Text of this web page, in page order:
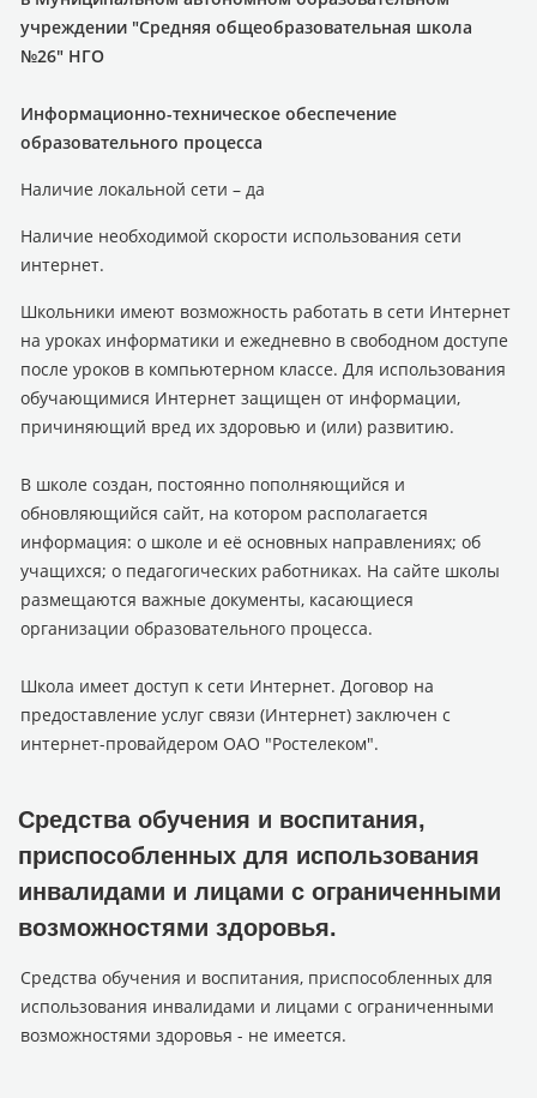
учреждении "Средняя общеобразовательная школа
№26" НГО
Информационно-техническое обеспечение
образовательного процесса
​Наличие локальной сети – да
Наличие необходимой скорости использования сети
интернет.
Школьники имеют возможность работать в сети Интернет
на уроках информатики и ежедневно в свободном доступе
после уроков в компьютерном классе. Для использования
обучающимися Интернет защищен от информации,
причиняющий вред их здоровью и (или) развитию.
В школе создан, постоянно пополняющийся и
обновляющийся сайт, на котором располагается
информация: о школе и её основных направлениях; об
учащихся; о педагогических работниках. На сайте школы
размещаются важные документы, касающиеся
организации образовательного процесса.
Школа имеет доступ к сети Интернет. Договор на
предоставление услуг связи (Интернет) заключен с
интернет-провайдером ОАО "Ростелеком".
Средства обучения и воспитания,
приспособленных для использования
инвалидами и лицами с ограниченными
возможностями здоровья.
Средства обучения и воспитания, приспособленных для
использования инвалидами и лицами с ограниченными
возможностями здоровья - не имеется.